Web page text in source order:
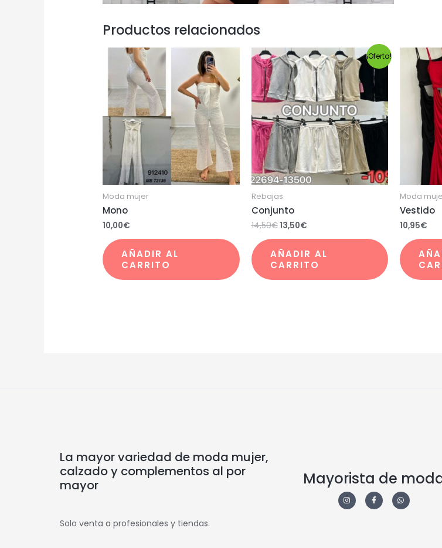
Productos relacionados
Moda mujer
Mono
10,00€
AÑADIR AL
CARRITO
¡Oferta!
Rebajas
Conjunto
14,50€13,50€
AÑADIR AL
CARRITO
Moda
Vestido
10,95€
La mayor variedad de moda mujer,
calzado y complementos al por
mayor
Solo venta a profesionales y tiendas.
Mayorista de